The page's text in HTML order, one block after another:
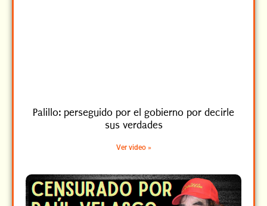
Palillo: perseguido por el gobierno por decirle
sus verdades
Ver video »